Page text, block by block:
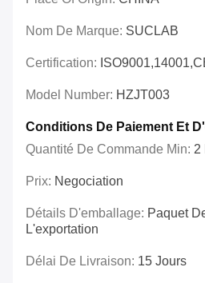
Nom De Marque: SUCLAB
Certification:
Model Number: HZJT003
Conditions De Paiement Et
Quantité De Commande Min: 2
Prix: Negociation
Détails D'emballage: Paquet
L'exportation
Délai De Livraison: 15 Jours